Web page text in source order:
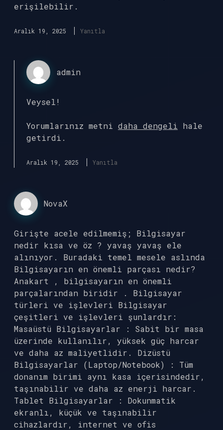
erişilebilir.
Aralık 19, 2025 Yanıtla
admin
Veysel!
Yorumlarınız metni daha dengeli hale
getirdi.
Aralık 19, 2025 Yanıtla
NovaX
Girişte acele edilmemiş; Bilgisayar
nedir kısa ve öz ? yavaş yavaş ele
alınıyor. Buradaki temel mesele aslında
Bilgisayarın en önemli parçası nedir?
Anakart , bilgisayarın en önemli
parçalarından biridir . Bilgisayar
türleri ve işlevleri Bilgisayar
çeşitleri ve işlevleri şunlardır:
Masaüstü Bilgisayarlar : Sabit bir masa
üzerinde kullanılır, yüksek güç harcar
ve daha az maliyetlidir. Dizüstü
Bilgisayarlar (Laptop/Notebook) : Tüm
donanım birimi aynı kasa içerisindedir,
taşınabilir ve daha az enerji harcar.
Tablet Bilgisayarlar : Dokunmatik
ekranlı, küçük ve taşınabilir
cihazlardır, internet ve ofis